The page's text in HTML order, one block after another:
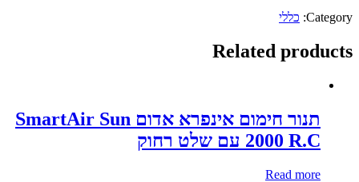
Category: כללי
Related products
תנור חימום אינפרא אדום SmartAir Sun
2000 R.C עם שלט רחוק
Read more